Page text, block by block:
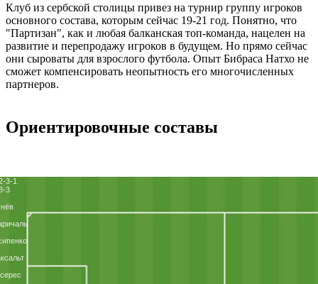
Клуб из сербской столицы привез на турнир группу игроков
основного состава, которым сейчас 19-21 год. Понятно, что
"Партизан", как и любая балканская топ-команда, нацелен на
развитие и перепродажу игроков в будущем. Но прямо сейчас
они сыроваты для взрослого футбола. Опыт Бибраса Натхо не
сможет компенсировать неопытность его многочисленных
партнеров.
Ориентировочные составы
3-1
3